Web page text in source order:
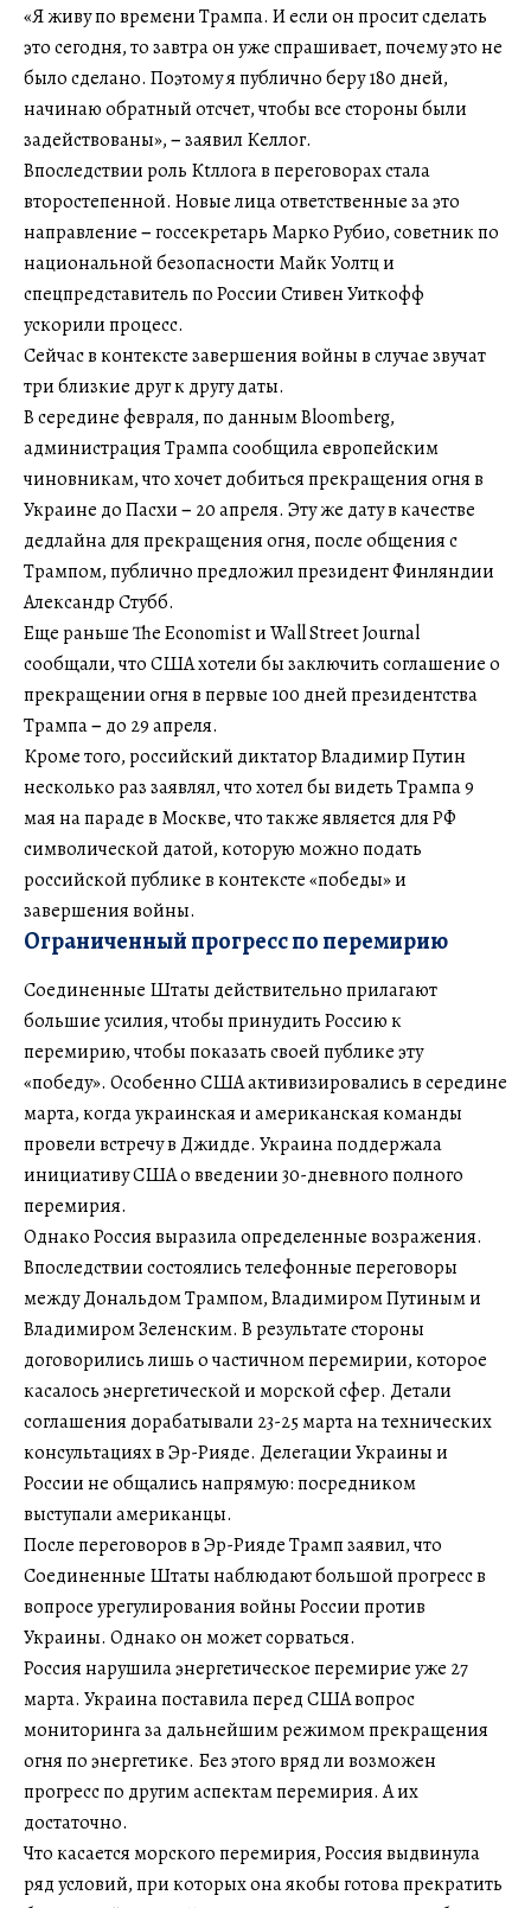
«Я живу по времени Трампа. И если он просит сделать
это сегодня, то завтра он уже спрашивает, почему это не
было сделано. Поэтому я публично беру 180 дней,
начинаю обратный отсчет, чтобы все стороны были
задействованы»,–заявил Келлог.
Впоследствии роль Кtллога в переговорах стала
второстепенной. Новые лица ответственные за это
направление–госсекретарь Марко Рубио, советник по
национальной безопасности Майк Уолтц и
спецпредставитель по России Стивен Уиткофф
ускорили процесс.
Сейчас в контексте завершения войны в случае звучат
три близкие друг к другу даты.
В середине февраля, по данным Bloomberg,
администрация Трампа сообщила европейским
чиновникам, что хочет добиться прекращения огня в
Украине до Пасхи– 20 апреля. Эту же дату в качестве
дедлайна для прекращения огня, после общения с
Трампом, публично предложил президент Финляндии
Александр Стубб.
Еще раньше The Economist и Wall Street Journal
сообщали, что США хотели бы заключить соглашение о
прекращении огня в первые 100 дней президентства
Трампа– до 29 апреля.
Кроме того, российский диктатор Владимир Путин
несколько раз заявлял, что хотел бы видеть Трампа 9
мая на параде в Москве, что также является для РФ
символической датой, которую можно подать
российской публике в контексте «победы» и
завершения войны.
Ограниченный прогресс по перемирию
Соединенные Штаты действительно прилагают
большие усилия, чтобы принудить Россию к
перемирию, чтобы показать своей публике эту
«победу». Особенно США активизировались в середине
марта, когда украинская и американская команды
провели встречу в Джидде. Украина поддержала
инициативу США о введении 30-дневного полного
перемирия.
Однако Россия выразила определенные возражения.
Впоследствии состоялись телефонные переговоры
между Дональдом Трампом, Владимиром Путиным и
Владимиром Зеленским. В результате стороны
договорились лишь о частичном перемирии, которое
касалось энергетической и морской сфер. Детали
соглашения дорабатывали 23-25 марта на технических
консультациях в Эр-Рияде. Делегации Украины и
России не общались напрямую: посредником
выступали американцы.
После переговоров в Эр-Рияде Трамп заявил, что
Соединенные Штаты наблюдают большой прогресс в
вопросе урегулирования войны России против
Украины. Однако он может сорваться.
Россия нарушила энергетическое перемирие уже 27
марта. Украина поставила перед США вопрос
мониторинга за дальнейшим режимом прекращения
огня по энергетике. Без этого вряд ли возможен
прогресс по другим аспектам перемирия. А их
достаточно.
Что касается морского перемирия, Россия выдвинула
ряд условий, при которых она якобы готова прекратить